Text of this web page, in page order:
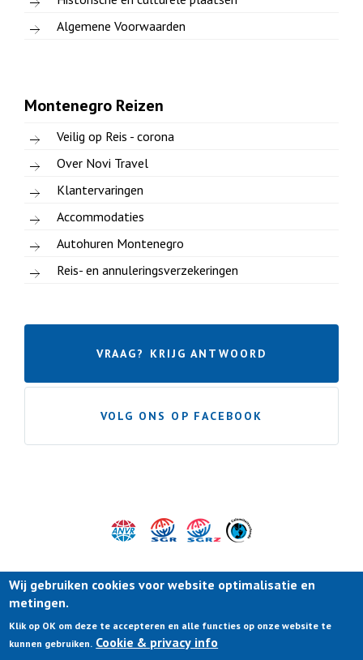
Algemene Voorwaarden
Montenegro Reizen
Veilig op Reis - corona
Over Novi Travel
Klantervaringen
Accommodaties
Autohuren Montenegro
Reis- en annuleringsverzekeringen
VRAAG? KRIJG ANTWOORD
VOLG ONS OP FACEBOOK
Wij gebruiken cookies voor website optimalisatie en
metingen.
Klik op OK om deze te accepteren en alle functies op onze website te
kunnen gebruiken. Cookie & privacy info